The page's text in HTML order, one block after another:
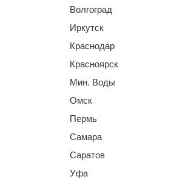
Волгоград
Иркутск
Краснодар
Красноярск
Мин. Воды
Омск
Пермь
Самара
Саратов
Уфа